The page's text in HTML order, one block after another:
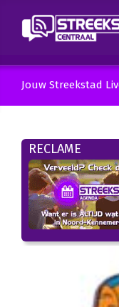
Jouw Streekstad
RECLAME